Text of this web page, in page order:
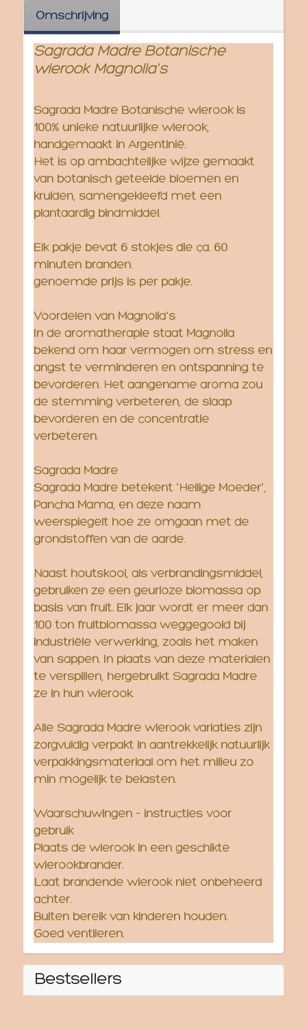
Omschrijving
Sagrada Madre Botanische
wierook Magnolia's
Sagrada Madre Botanische wierook is
100% unieke natuurlijke wierook,
handgemaakt in Argentinië.
Het is op ambachtelijke wijze gemaakt
van botanisch geteelde bloemen en
kruiden, samengekleefd met een
plantaardig bindmiddel.
Elk pakje bevat 6 stokjes die ca. 60
minuten branden.
genoemde prijs is per pakje.
Voordelen van Magnolia's
In de aromatherapie staat Magnolia
bekend om haar vermogen om stress en
angst te verminderen en ontspanning te
bevorderen. Het aangename aroma zou
de stemming verbeteren, de slaap
bevorderen en de concentratie
verbeteren.
Sagrada Madre
Sagrada Madre betekent 'Heilige Moeder',
Pancha Mama, en deze naam
weerspiegelt hoe ze omgaan met de
grondstoffen van de aarde.
Naast houtskool, als verbrandingsmiddel,
gebruiken ze een geurloze biomassa op
basis van fruit. Elk jaar wordt er meer dan
100 ton fruitbiomassa weggegooid bij
industriële verwerking, zoals het maken
van sappen. In plaats van deze materialen
te verspillen, hergebruikt Sagrada Madre
ze in hun wierook.
Alle Sagrada Madre wierook variaties zijn
zorgvuldig verpakt in aantrekkelijk natuurlijk
verpakkingsmateriaal om het milieu zo
min mogelijk te belasten.
Waarschuwingen - instructies voor
gebruik
Plaats de wierook in een geschikte
wierookbrander.
Laat brandende wierook niet onbeheerd
achter.
Buiten bereik van kinderen houden.
Goed ventileren.
Bestsellers